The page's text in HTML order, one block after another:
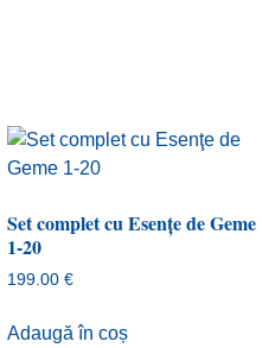
Set complet cu Esenţe de Geme
1-20
199.00 €
Adaugă în coș